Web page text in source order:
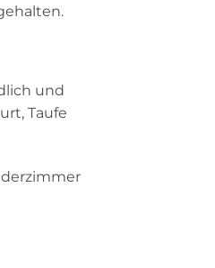
und
Taufe